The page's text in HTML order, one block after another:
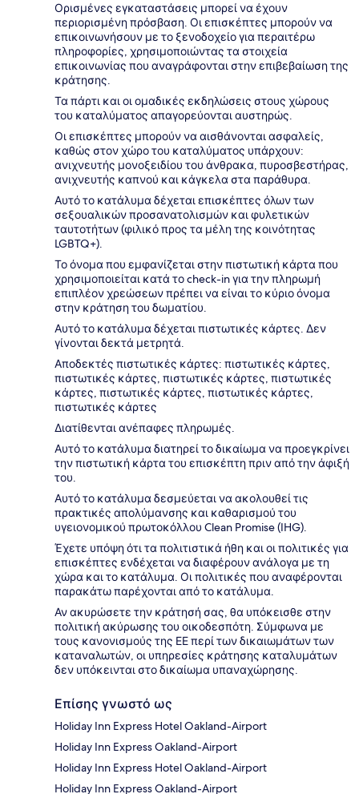
Ορισμένες εγκαταστάσεις μπορεί να έχουν
περιορισμένη πρόσβαση. Οι επισκέπτες μπορούν να
επικοινωνήσουν με το ξενοδοχείο για περαιτέρω
πληροφορίες, χρησιμοποιώντας τα στοιχεία
επικοινωνίας που αναγράφονται στην επιβεβαίωση της
κράτησης.
Τα πάρτι και οι ομαδικές εκδηλώσεις στους χώρους
του καταλύματος απαγορεύονται αυστηρώς.
Οι επισκέπτες μπορούν να αισθάνονται ασφαλείς,
καθώς στον χώρο του καταλύματος υπάρχουν:
ανιχνευτής μονοξειδίου του άνθρακα, πυροσβεστήρας,
ανιχνευτής καπνού και κάγκελα στα παράθυρα.
Αυτό το κατάλυμα δέχεται επισκέπτες όλων των
σεξουαλικών προσανατολισμών και φυλετικών
ταυτοτήτων (φιλικό προς τα μέλη της κοινότητας
LGBTQ+).
Το όνομα που εμφανίζεται στην πιστωτική κάρτα που
χρησιμοποιείται κατά το check-in για την πληρωμή
επιπλέον χρεώσεων πρέπει να είναι το κύριο όνομα
στην κράτηση του δωματίου.
Αυτό το κατάλυμα δέχεται πιστωτικές κάρτες. Δεν
γίνονται δεκτά μετρητά.
Αποδεκτές πιστωτικές κάρτες: πιστωτικές κάρτες,
πιστωτικές κάρτες, πιστωτικές κάρτες, πιστωτικές
κάρτες, πιστωτικές κάρτες, πιστωτικές κάρτες,
πιστωτικές κάρτες
Διατίθενται ανέπαφες πληρωμές.
Αυτό το κατάλυμα διατηρεί το δικαίωμα να προεγκρίνει
την πιστωτική κάρτα του επισκέπτη πριν από την άφιξή
του.
Αυτό το κατάλυμα δεσμεύεται να ακολουθεί τις
πρακτικές απολύμανσης και καθαρισμού του
υγειονομικού πρωτοκόλλου Clean Promise (IHG).
Έχετε υπόψη ότι τα πολιτιστικά ήθη και οι πολιτικές για
επισκέπτες ενδέχεται να διαφέρουν ανάλογα με τη
χώρα και το κατάλυμα. Οι πολιτικές που αναφέρονται
παρακάτω παρέχονται από το κατάλυμα.
Αν ακυρώσετε την κράτησή σας, θα υπόκεισθε στην
πολιτική ακύρωσης του οικοδεσπότη. Σύμφωνα με
τους κανονισμούς της ΕΕ περί των δικαιωμάτων των
καταναλωτών, οι υπηρεσίες κράτησης καταλυμάτων
δεν υπόκεινται στο δικαίωμα υπαναχώρησης.
Επίσης γνωστό ως
Holiday Inn Express Hotel Oakland-Airport
Holiday Inn Express Oakland-Airport
Holiday Inn Express Hotel Oakland-Airport
Holiday Inn Express Oakland-Airport